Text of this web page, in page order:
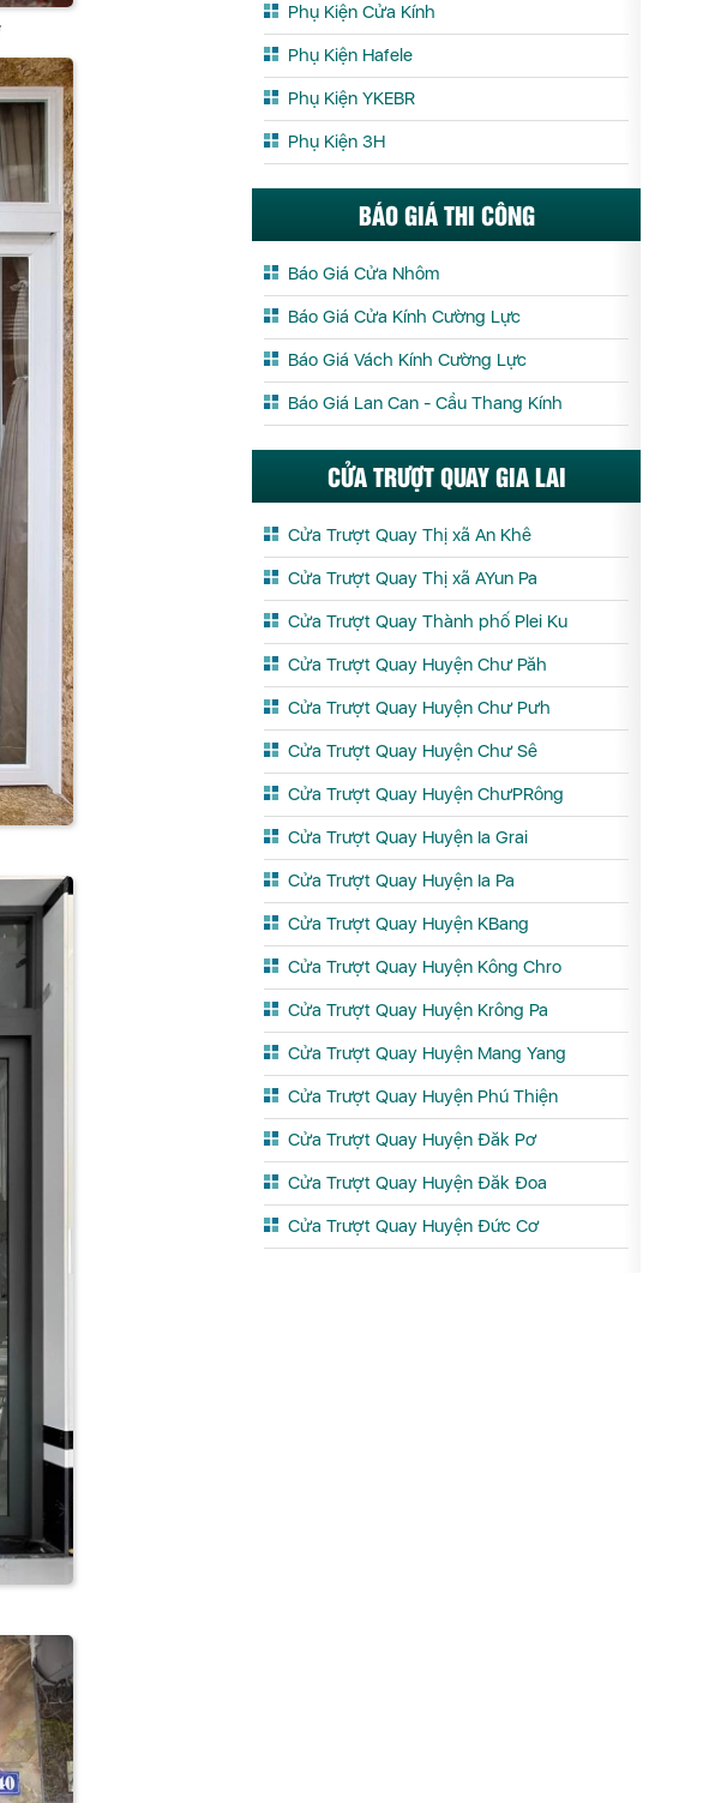
Phụ Kiện Cửa Kính
Phụ Kiện Hafele
Phụ Kiện YKEBR
Phụ Kiện 3H
BÁO GIÁ THI CÔNG
Báo Giá Cửa Nhôm
Báo Giá Cửa Kính Cường Lực
Báo Giá Vách Kính Cường Lực
Báo Giá Lan Can - Cầu Thang Kính
CỬA TRƯỢT QUAY GIA LAI
Cửa Trượt Quay Thị xã An Khê
Cửa Trượt Quay Thị xã AYun Pa
Cửa Trượt Quay Thành phố Plei Ku
Cửa Trượt Quay Huyện Chư Păh
Cửa Trượt Quay Huyện Chư Pưh
Cửa Trượt Quay Huyện Chư Sê
Cửa Trượt Quay Huyện ChưPRông
Cửa Trượt Quay Huyện Ia Grai
Cửa Trượt Quay Huyện Ia Pa
Cửa Trượt Quay Huyện KBang
Cửa Trượt Quay Huyện Kông Chro
Cửa Trượt Quay Huyện Krông Pa
Cửa Trượt Quay Huyện Mang Yang
Cửa Trượt Quay Huyện Phú Thiện
Cửa Trượt Quay Huyện Đăk Pơ
Cửa Trượt Quay Huyện Đăk Đoa
Cửa Trượt Quay Huyện Đức Cơ